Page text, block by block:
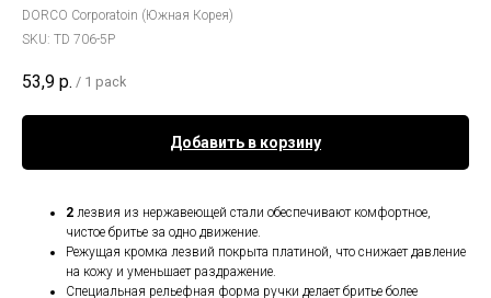
DORCO Corporatoin (Южная Корея)
SKU: TD 706-5P
53,9 р. / 1 pack
Добавить в корзину
2 лезвия из нержавеющей стали обеспечивают комфортное,
чистое бритье за одно движение.
Режущая кромка лезвий покрыта платиной, что снижает давление
на кожу и уменьшает раздражение.
Специальная рельефная форма ручки делает бритье более